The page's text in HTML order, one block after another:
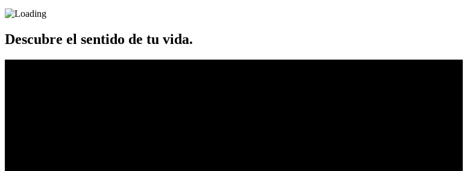
Descubre el sentido de tu vida.